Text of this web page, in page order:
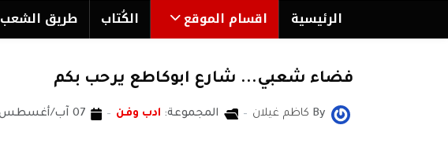
الرئیسية اقسام الموقع الكُتاب طریق الشعب
فضاء شعبي... شارع ابوكاطع يرحب بكم
By كاظم غيلان المجموعة: ادب وفن 07 آب/أغسطس 2019